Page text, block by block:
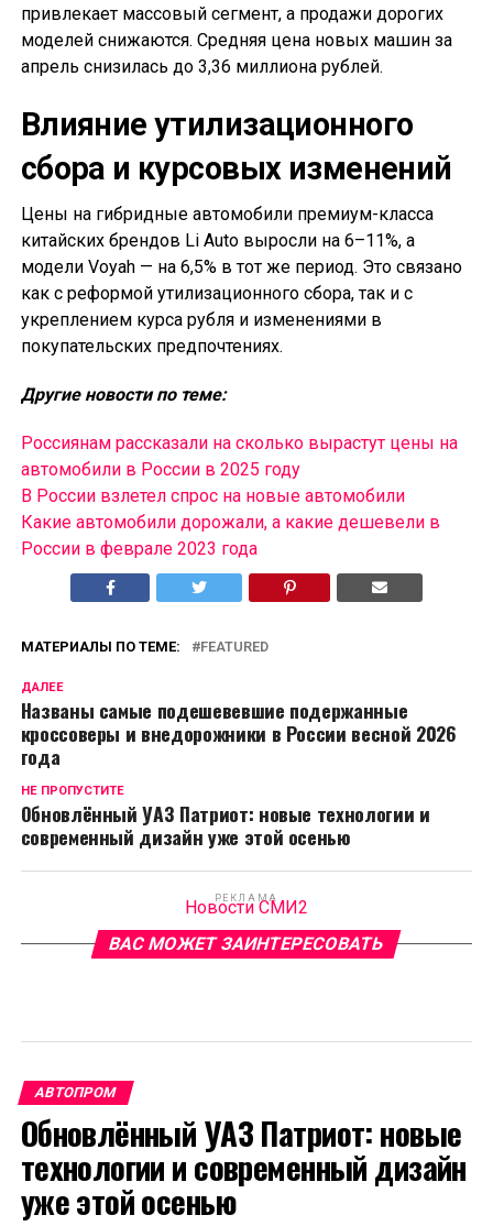
привлекает массовый сегмент, а продажи дорогих
моделей снижаются. Средняя цена новых машин за
апрель снизилась до 3,36 миллиона рублей.
Влияние утилизационного
сбора и курсовых изменений
Цены на гибридные автомобили премиум-класса
китайских брендов Li Auto выросли на 6–11%, а
модели Voyah — на 6,5% в тот же период. Это связано
как с реформой утилизационного сбора, так и с
укреплением курса рубля и изменениями в
покупательских предпочтениях.
Другие новости по теме:
Россиянам рассказали на сколько вырастут цены на
автомобили в России в 2025 году
В России взлетел спрос на новые автомобили
Какие автомобили дорожали, а какие дешевели в
России в феврале 2023 года
МАТЕРИАЛЫ ПО ТЕМЕ: FEATURED
ДАЛЕЕ
Названы самые подешевевшие подержанные
кроссоверы и внедорожники в России весной 2026
года
НЕ ПРОПУСТИТЕ
Обновлённый УАЗ Патриот: новые технологии и
современный дизайн уже этой осенью
РЕКЛАМА
Новости СМИ2
ВАС МОЖЕТ ЗАИНТЕРЕСОВАТЬ
АВТОПРОМ
Обновлённый УАЗ Патриот: новые
технологии и современный дизайн
уже этой осенью